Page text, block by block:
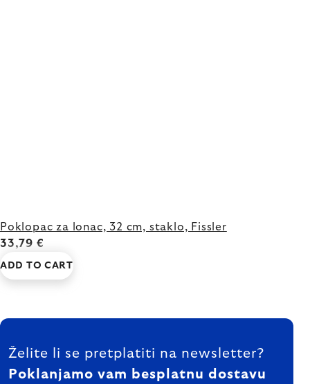
Poklopac za lonac, 32 cm, staklo, Fissler
33,79 €
ADD TO CART
FOOTER
Želite li se pretplatiti na newsletter?
Poklanjamo vam besplatnu dostavu